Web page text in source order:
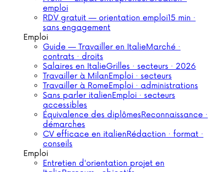
emploi
RDV gratuit — orientation emploi15 min ·
sans engagement
Emploi
Guide — Travailler en ItalieMarché ·
contrats · droits
Salaires en ItalieGrilles · secteurs · 2026
Travailler à MilanEmploi · secteurs
Travailler à RomeEmploi · administrations
Sans parler italienEmploi · secteurs
accessibles
Équivalence des diplômesReconnaissance ·
démarches
CV efficace en italienRédaction · format ·
conseils
Emploi
Entretien d'orientation projet en